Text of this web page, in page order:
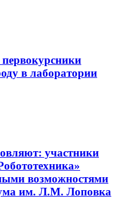
в лаборатории
участники
возможностями
им. Л.М. Лоповка